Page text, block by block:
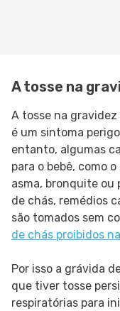
A tosse na
A tosse na gravidez
é um sintoma
entanto, algumas
para o bebê, como
asma, bronquite ou
de chás, remédios
são tomados sem
de chás proibidos
Por isso a grávida
que tiver tosse
respiratórias para